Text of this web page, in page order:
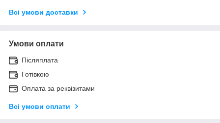
Всі умови доставки
Умови оплати
Післяплата
Готівкою
Оплата за реквізитами
Всі умови оплати